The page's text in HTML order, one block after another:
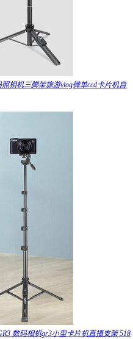
照相机三脚架旅游vlog微单ccd卡片机自
数码相机gr3小型卡片机直播支架 518